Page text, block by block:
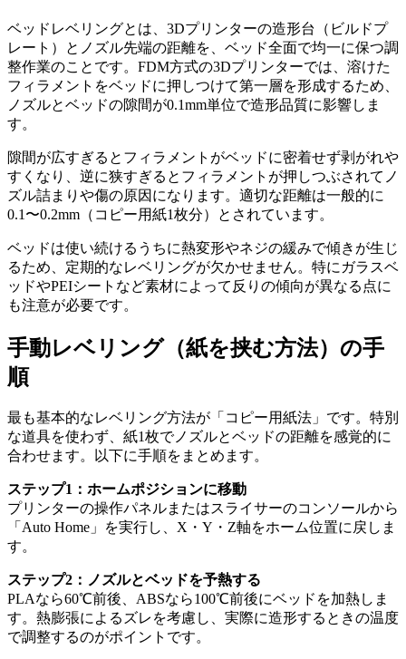
ベッドレベリングとは、3Dプリンターの造形台（ビルドプ
レート）とノズル先端の距離を、ベッド全面で均一に保つ調
整作業のことです。FDM方式の3Dプリンターでは、溶けた
フィラメントをベッドに押しつけて第一層を形成するため、
ノズルとベッドの隙間が0.1mm単位で造形品質に影響しま
す。
隙間が広すぎるとフィラメントがベッドに密着せず剥がれや
すくなり、逆に狭すぎるとフィラメントが押しつぶされてノ
ズル詰まりや傷の原因になります。適切な距離は一般的に
0.1〜0.2mm（コピー用紙1枚分）とされています。
ベッドは使い続けるうちに熱変形やネジの緩みで傾きが生じ
るため、定期的なレベリングが欠かせません。特にガラスベ
ッドやPEIシートなど素材によって反りの傾向が異なる点に
も注意が必要です。
手動レベリング（紙を挟む方法）の手
順
最も基本的なレベリング方法が「コピー用紙法」です。特別
な道具を使わず、紙1枚でノズルとベッドの距離を感覚的に
合わせます。以下に手順をまとめます。
ステップ1：ホームポジションに移動
プリンターの操作パネルまたはスライサーのコンソールから
「Auto Home」を実行し、X・Y・Z軸をホーム位置に戻しま
す。
ステップ2：ノズルとベッドを予熱する
PLAなら60℃前後、ABSなら100℃前後にベッドを加熱しま
す。熱膨張によるズレを考慮し、実際に造形するときの温度
で調整するのがポイントです。